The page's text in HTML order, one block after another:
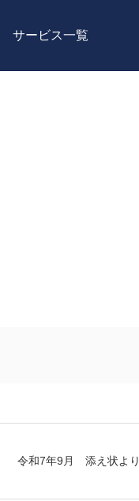
サービス一覧
令和7年9月 添え状より